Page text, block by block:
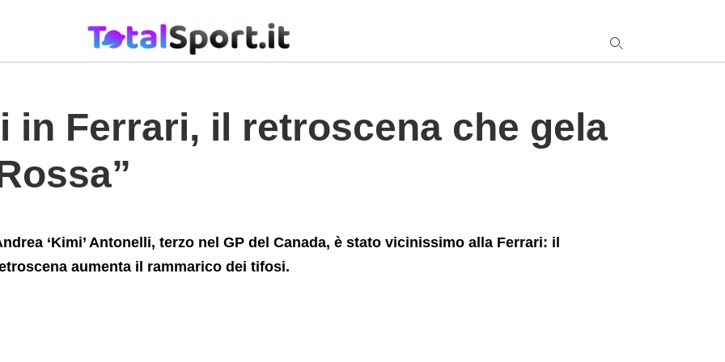
in Ferrari, il retroscena che gela
‘Kimi’ Antonelli, terzo nel GP del Canada, è stato vicinissimo alla Ferrari: il
aumenta il rammarico dei tifosi.